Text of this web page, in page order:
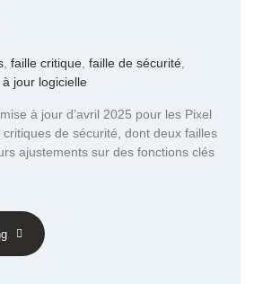
faille critique faille de sécurité
à jour logicielle
à jour d’avril 2025 pour les Pixel
de sécurité, dont deux failles
ajustements sur des fonctions clés